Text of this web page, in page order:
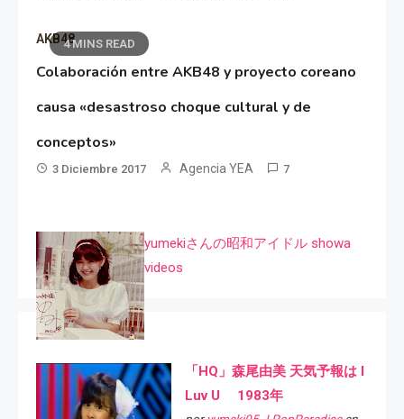
4 MINS READ
AKB48
Colaboración entre AKB48 y proyecto coreano
causa «desastroso choque cultural y de
conceptos»
3 Diciembre 2017 Agencia YEA 7
yumekiさんの昭和アイドル showa
videos
「HQ」森尾由美 天気予報は I
Luv U 1983年